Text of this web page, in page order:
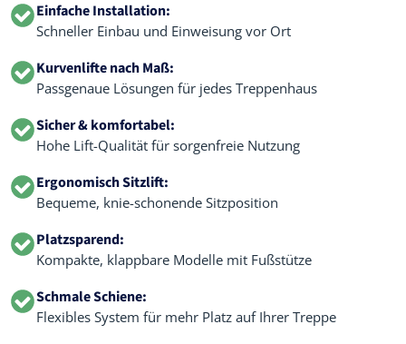
Einfache Installation:
Schneller Einbau und Einweisung vor Ort
Kurvenlifte nach Maß:
Passgenaue Lösungen für jedes Treppenhaus
Sicher & komfortabel:
Hohe Lift-Qualität für sorgenfreie Nutzung
Ergonomisch Sitzlift:
Bequeme, knie-schonende Sitzposition
Platzsparend:
Kompakte, klappbare Modelle mit Fußstütze
Schmale Schiene:
Flexibles System für mehr Platz auf Ihrer Treppe